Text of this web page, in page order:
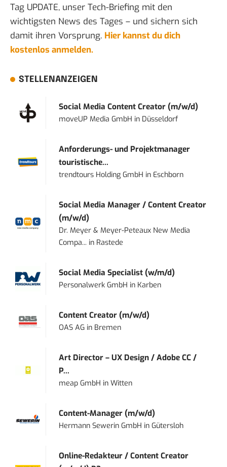
Tag UPDATE, unser Tech-Briefing mit den
wichtigsten News des Tages – und sichern sich
damit ihren Vorsprung. Hier kannst du dich
kostenlos anmelden.
STELLENANZEIGEN
Social Media Content Creator (m/w/d)
moveUP Media GmbH in Düsseldorf
Anforderungs- und Projektmanager
touristische...
trendtours Holding GmbH in Eschborn
Social Media Manager / Content Creator
(m/w/d)
Dr. Meyer & Meyer-Peteaux New Media
Compa... in Rastede
Social Media Specialist (w/m/d)
Personalwerk GmbH in Karben
Content Creator (m/w/d)
OAS AG in Bremen
Art Director – UX Design / Adobe CC /
P...
meap GmbH inWitten
Content-Manager (m/w/d)
Hermann Sewerin GmbH inGütersloh
Online-Redakteur / Content Creator